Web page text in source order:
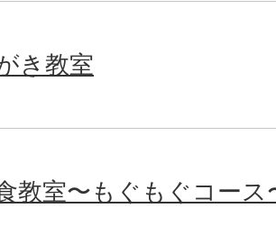
き教室
教室〜もぐもぐコース